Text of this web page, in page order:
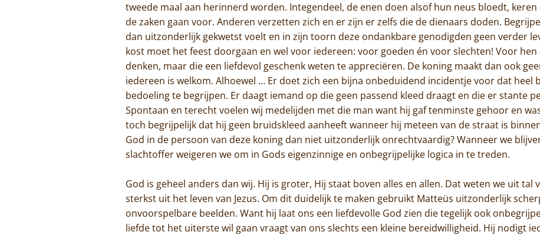
Trappisten
De abdij
Actueel
Monnik worden
Contact
tweede maal aan herinnerd worden. Integendeel, de enen doen alsof hun neus bloedt,
de zaken gaan voor. Anderen verzetten zich en er zijn er zelfs die de dienaars doden.
dan uitzonderlijk gekwetst voelt en in zijn toorn deze ondankbare genodigden geen verder
kost moet het feest doorgaan en wel voor iedereen: voor goeden én voor slechten! Voor
denken, maar die een liefdevol geschenk weten te appreciëren. De koning maakt dan ook
iedereen is welkom. Alhoewel … Er doet zich een bijna onbeduidend incidentje voor dat heel
bedoeling te begrijpen. Er daagt iemand op die geen passend kleed draagt en die er stante
Spontaan en terecht voelen wij medelijden met die man want hij gaf tenminste gehoor en
toch begrijpelijk dat hij geen bruidskleed aanheeft wanneer hij meteen van de straat is
God in de persoon van deze koning dan niet uitzonderlijk onrechtvaardig? Wanneer we
slachtoffer weigeren we om in Gods eigenzinnige en onbegrijpelijke logica in te treden.
God is geheel anders dan wij. Hij is groter, Hij staat boven alles en allen. Dat weten we uit tal
sterkst uit het leven van Jezus. Om dit duidelijk te maken gebruikt Matteüs uitzonderlijk
onvoorspelbare beelden. Want hij laat ons een liefdevolle God zien die tegelijk ook
liefde tot het uiterste wil gaan vraagt van ons slechts een kleine bereidwilligheid. Hij nodigt